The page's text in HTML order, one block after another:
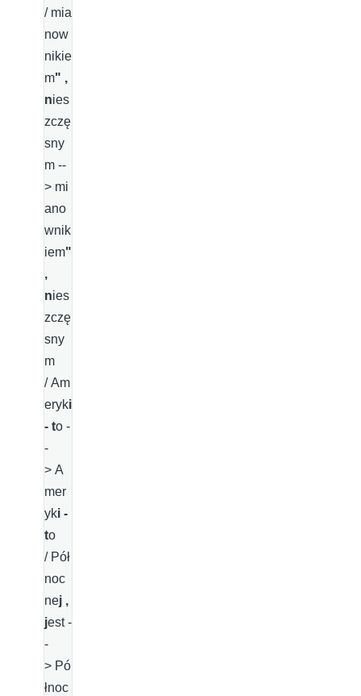
/ mia
now
nikie
m" ,
nies
zczę
sny
m --
> mi
ano
wnik
iem"
,
nies
zczę
sny
m
/ Am
eryki
- to -
-
> A
mer
yki -
to
/ Pół
noc
nej ,
jest -
-
> Pó
łnoc